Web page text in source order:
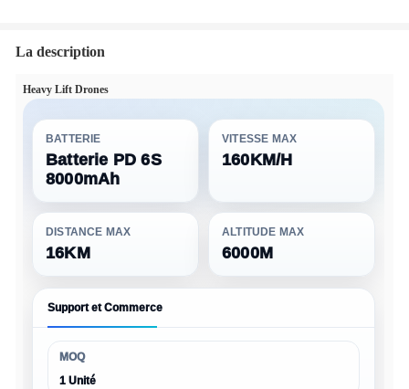
La description
Heavy Lift Drones
BATTERIE
Batterie PD 6S
8000mAh
VITESSE MAX
160KM/H
DISTANCE MAX
16KM
ALTITUDE MAX
6000M
Support et Commerce
MOQ
1 Unité